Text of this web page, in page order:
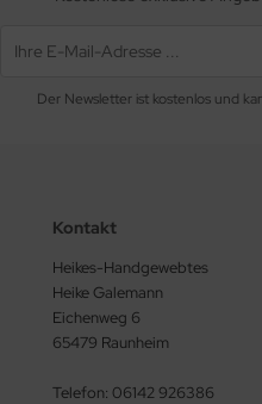
Der Newsletter ist kostenlos und
Kontakt
Heikes-Handgewebtes
Heike Galemann
Eichenweg 6
65479 Raunheim
Telefon: 06142 926386